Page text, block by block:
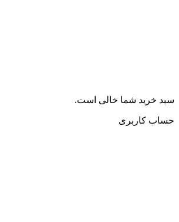
سبد خرید شما خالی است.
حساب کاربری